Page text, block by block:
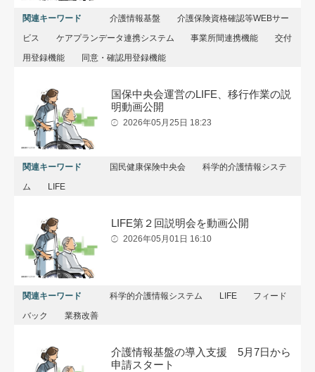
関連キーワード 介護情報基盤
介護保険資格確認等WEBサー
ビス
ケアプランデータ連携システム 事業所間連携機能
交付
用登録機能
同意・確認用登録機能
国保中央会運営のLIFE、移行作業の説
明動画公開
2026年05月25日 18:23
関連キーワード 国民健康保険中央会
科学的介護情報システ
ム
LIFE
LIFE第２回説明会を動画公開
2026年05月01日 16:10
関連キーワード 科学的介護情報システム LIFE
フィード
バック
業務改善
介護情報基盤の導入支援 5月7日から
申請スタート